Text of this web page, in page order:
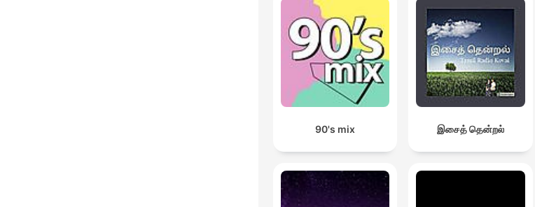
90's mix இசைத் தென்றல்